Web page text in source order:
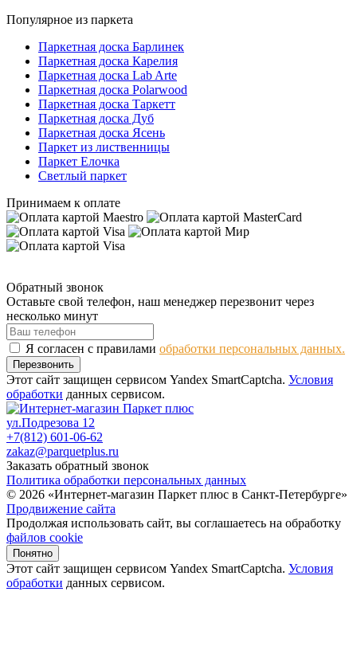
Популярное из паркета
Паркетная доска Барлинек
Паркетная доска Карелия
Паркетная доска Lab Arte
Паркетная доска Polarwood
Паркетная доска Таркетт
Паркетная доска Дуб
Паркетная доска Ясень
Паркет из лиственницы
Паркет Елочка
Светлый паркет
Принимаем к оплате
Обратный звонок
Оставьте свой телефон, наш менеджер перезвонит через
несколько минут
Я согласен с правилами обработки персональных данных.
Перезвонить
Этот сайт защищен сервисом Yandex SmartCaptcha. Условия
обработки данных сервисом.
ул.Подрезова 12
+7(812) 601-06-62
zakaz@parquetplus.ru
Заказать обратный звонок
Политика обработки персональных данных
© 2026 «Интернет-магазин Паркет плюс в Санкт-Петербурге»
Продвижение сайта
Продолжая использовать сайт, вы соглашаетесь на обработку
файлов cookie
Понятно
Этот сайт защищен сервисом Yandex SmartCaptcha. Условия
обработки данных сервисом.